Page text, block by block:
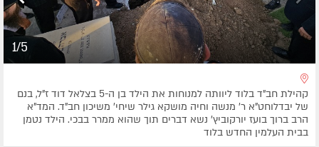
1/5
קהילת חב"ד בלוד ליוותה למנוחות את הילד בן ה-5 בצלאל דוד ז"ל, בנם
של יבדלוחט"א ר' מנשה וחיה מושקא גילר שיחי' משיכון חב"ד. המד"א
הרב ברוך בועז יורקוביץ' נשא דברים תוך שהוא ממרר בבכי. הילד נטמן
בבית העלמין החדש בלוד